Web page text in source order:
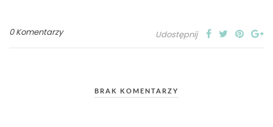
0 Komentarzy Udostępnij
BRAK KOMENTARZY